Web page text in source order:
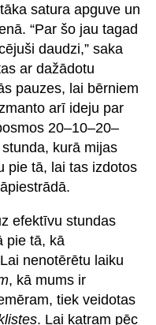
satura apguve un
“Par šo jau tagad
daudzi,” saka
ar dažādotu
pauzes, lai bērniem
arī ideju par
20–10–20–
kurā mijas
pie tā, lai tas izdotos
efektīvu stundas
pie tā, kā
nenotērētu laiku
, kā mums ir
tiek veidotas
. Lai katram pēc